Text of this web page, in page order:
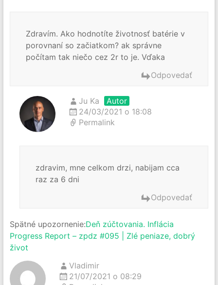
Zdravím. Ako hodnotíte životnosť batérie v
porovnaní so začiatkom? ak správne
počítam tak niečo cez 2r to je. Vďaka
Odpovedať
Ju Ka
Autor
24/03/2021 o 18:08
Permalink
zdravim, mne celkom drzi, nabijam cca
raz za 6 dni
Odpovedať
Spätné upozornenie:Deň zúčtovania. Inflácia
Progress Report – zpdz #095 | Zlé peniaze, dobrý
život
Vladimir
21/07/2021 o 08:29